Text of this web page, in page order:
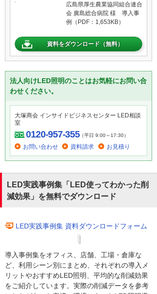
広島県厚生農業協同組合連合
会 廣島総合病院 様 導入事
例（PDF：1,653KB）
資料をダウンロード（無料）
法人向けLED照明のことはお気軽にお問い合
わせください。
大塚商会 インサイドビジネスセンター LED相談
室
0120-957-355（平日 9:00～17:30）
お問い合わせ 資料請求 お見積り
LED実践事例集「LED使ってわかった削
減効果」を無料でダウンロード
LED実践事例集 資料ダウンロードフォーム
導入事例集をオフィス、店舗、工場・倉庫な
ど、利用シーン別にまとめ、それぞれの導入メ
リットやおすすめLED照明、平均的な削減効果
をご紹介しています。実際の削減データを参考